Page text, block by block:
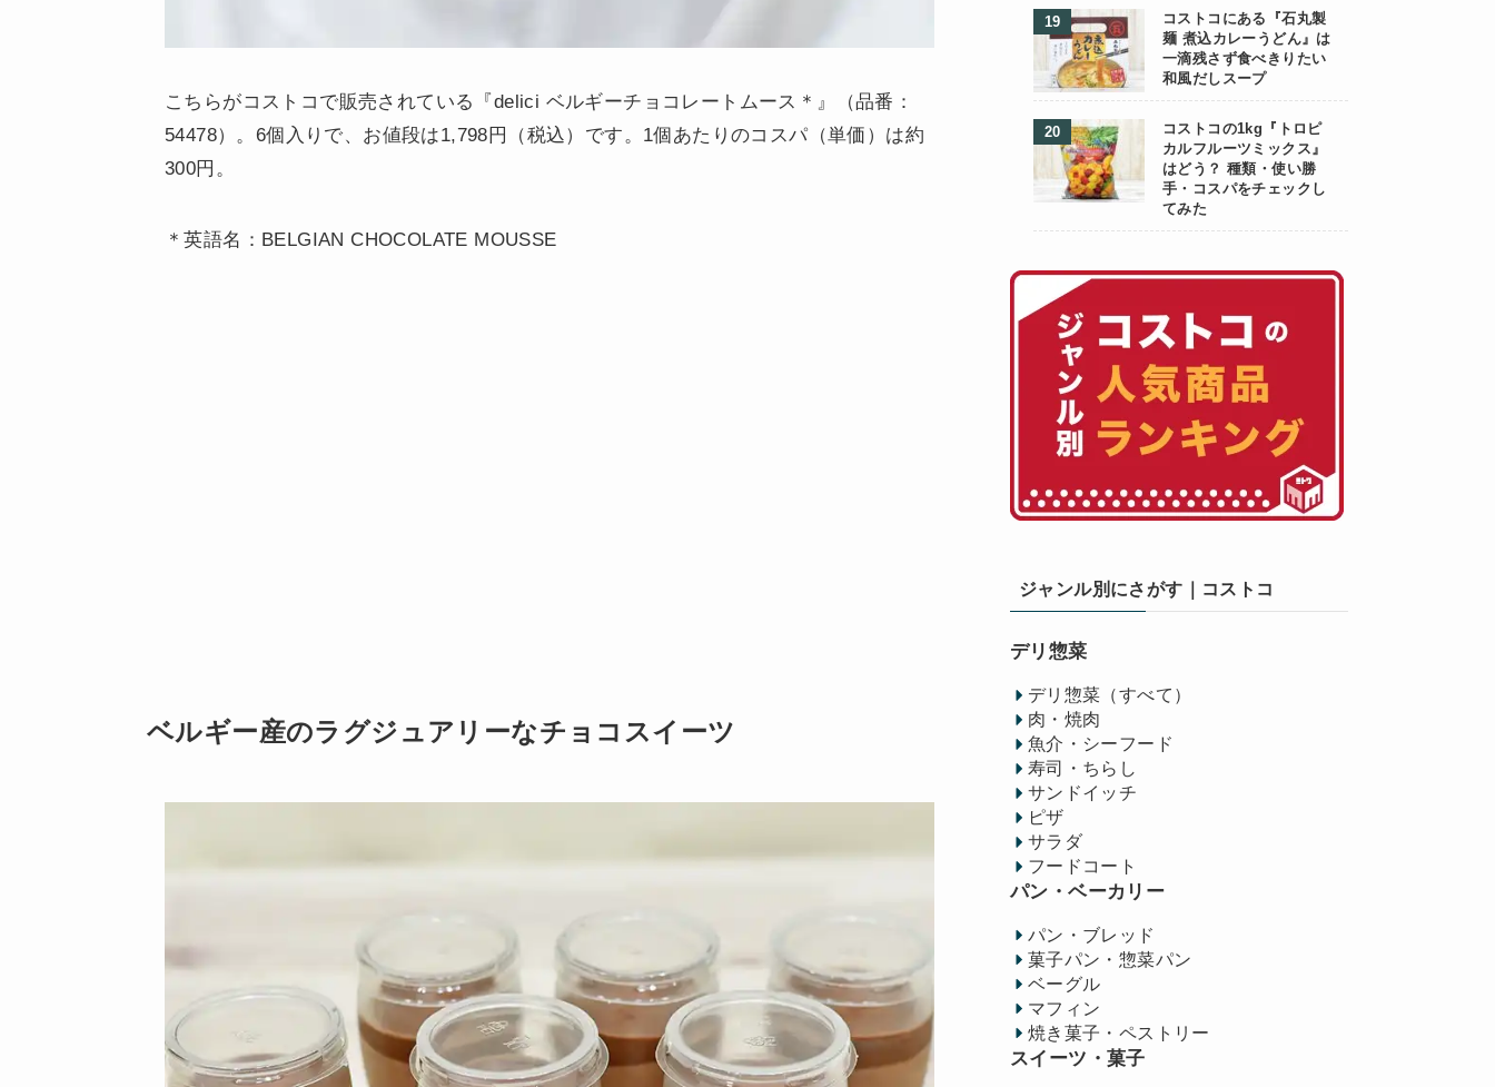
こちらがコストコで販売されている『delici ベルギーチョコレートムース＊』（品番：
54478）。6個入りで、お値段は1,798円（税込）です。1個あたりのコスパ（単価）は約
300円。
＊英語名：BELGIAN CHOCOLATE MOUSSE
ベルギー産のラグジュアリーなチョコスイーツ
コストコにある『石丸製
麺 煮込カレーうどん』は
一滴残さず食べきりたい
和風だしスープ
コストコの1kg『トロピ
カルフルーツミックス』
はどう？ 種類・使い勝
手・コスパをチェックし
てみた
ジャンル別にさがす｜コストコ
デリ惣菜
デリ惣菜（すべて）
肉・焼肉
魚介・シーフード
寿司・ちらし
サンドイッチ
ピザ
サラダ
フードコート
パン・ベーカリー
パン・ブレッド
菓子パン・惣菜パン
ベーグル
マフィン
焼き菓子・ペストリー
スイーツ・菓子